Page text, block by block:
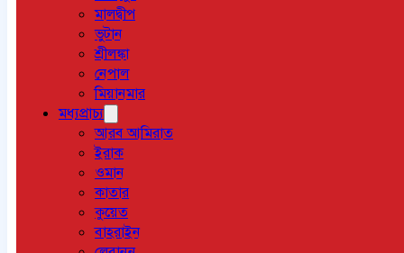
মালদ্বীপ
ভুটান
শ্রীলঙ্কা
নেপাল
মিয়ানমার
মধ্যপ্রাচ্য
আরব আমিরাত
ইরাক
ওমান
কাতার
কুয়েত
বাহরাইন